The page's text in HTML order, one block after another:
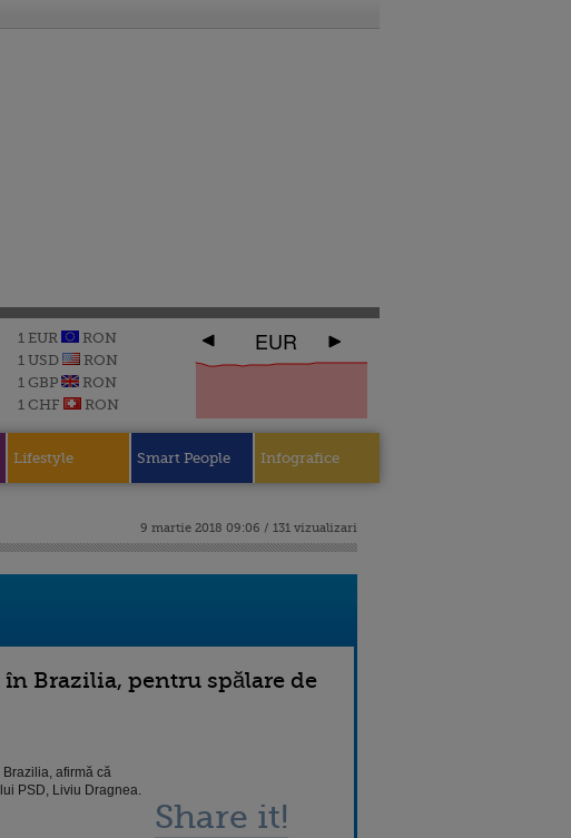
1 EUR
RON
1 USD
RON
1 GBP
RON
1 CHF
RON
EUR
Lifestyle Smart People Infografice
9 martie 2018 09:06 / 131 vizualizari
Brazilia, pentru spălare de
afirmă că
PSD, Liviu Dragnea.
Share it!